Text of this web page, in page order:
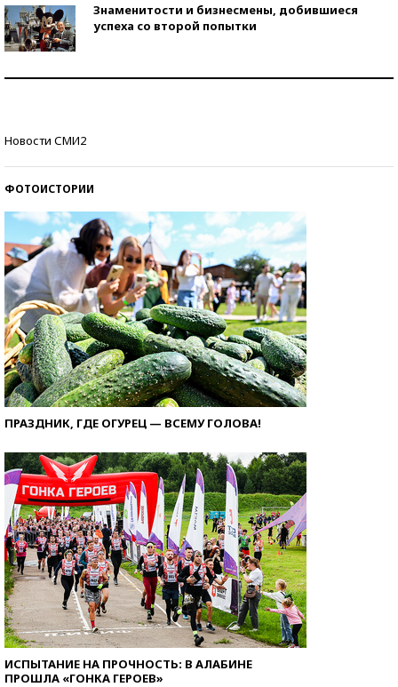
Знаменитости и бизнесмены, добившиеся
успеха со второй попытки
Новости СМИ2
ФОТОИСТОРИИ
ПРАЗДНИК, ГДЕ ОГУРЕЦ — ВСЕМУ ГОЛОВА!
ИСПЫТАНИЕ НА ПРОЧНОСТЬ: В АЛАБИНЕ
ПРОШЛА «ГОНКА ГЕРОЕВ»